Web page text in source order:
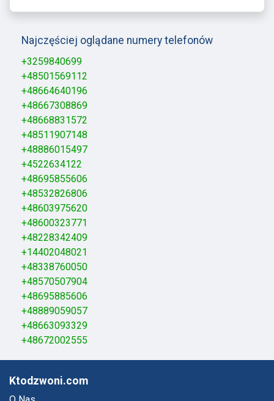
Najczęściej oglądane numery telefonów
+3259840699
+48501569112
+48664640196
+48667308869
+48668831572
+48511907148
+48886015497
+4522634122
+48695855606
+48532826806
+48603975620
+48600323771
+48228342409
+14402048021
+48338760050
+48570507904
+48695885606
+48889059057
+48663093329
+48672002555
Ktodzwoni.com